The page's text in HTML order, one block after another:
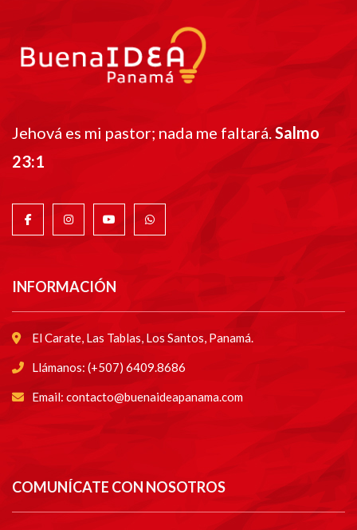
Jehová es mi pastor; nada me faltará.Salmo
23:1
INFORMACIÓN
El Carate, Las Tablas, Los Santos, Panamá.
Llámanos: (+507) 6409.8686
Email: contacto@buenaideapanama.com
COMUNÍCATE CON NOSOTROS